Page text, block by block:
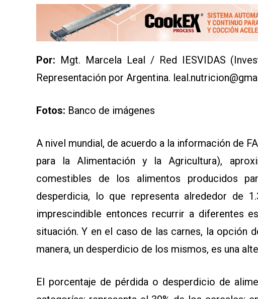
Por: Mgt. Marcela Leal / Red IESVIDAS
Representación por Argentina.
Fotos: Banco de imágenes
A nivel mundial, de acuerdo a la información de
para la Alimentación y la Agricultura),
comestibles de los alimentos producidos
desperdicia, lo que representa alrededor de
imprescindible entonces recurrir a diferentes
situación. Y en el caso de las carnes, la opción
manera, un desperdicio de los mismos, es una
El porcentaje de pérdida o desperdicio de